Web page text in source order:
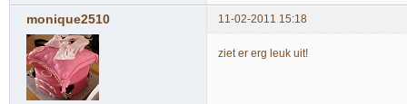
monique2510 11-02-2011 15:18
ziet er erg leuk uit!